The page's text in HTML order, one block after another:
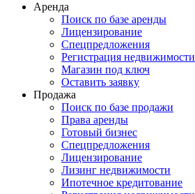
Аренда
Поиск по базе аренды
Лицензирование
Спецпредложения
Регистрация недвижимости
Магазин под ключ
Оставить заявку
Продажа
Поиск по базе продажи
Права аренды
Готовый бизнес
Спецпредложения
Лицензирование
Лизинг недвижимости
Ипотечное кредитование